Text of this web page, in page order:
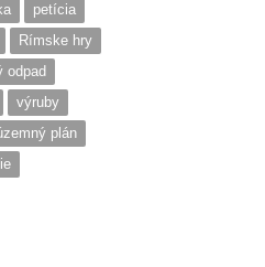
petícia
Rímske hry
odpad
výruby
plán